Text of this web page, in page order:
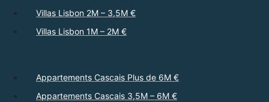
Villas Lisbon 2M – 3,5M €
Villas Lisbon 1M – 2M €
Appartements Cascais Plus de 6M €
Appartements Cascais 3,5M – 6M €